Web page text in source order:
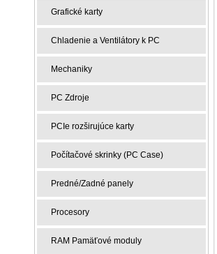
Grafické karty
Chladenie a Ventilátory k PC
Mechaniky
PC Zdroje
PCIe rozširujúce karty
Počítačové skrinky (PC Case)
Predné/Zadné panely
Procesory
RAM Pamäťové moduly